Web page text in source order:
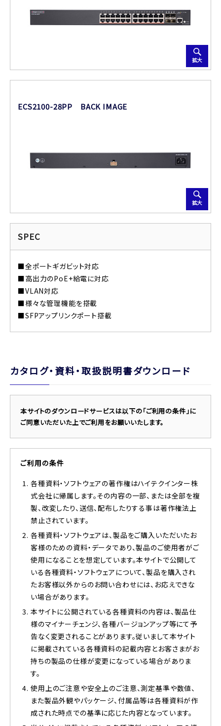
拡大
ECS2100-28PP BACK IMAGE
拡大
SPEC
■全ポートギガビット対応
■高出力のPoE+給電に対応
■VLAN対応
■様々な管理機能を搭載
■SFPアップリンクポート搭載
カタログ・資料・取扱説明書ダウンロード
本サイトのダウンロードサービスは以下の「ご利用の条件」に
ご同意いただいた上でご利用をお願いいたします。
ご利用の条件
各種資料・ソフトウェアの著作権はハイテクインター株
式会社に帰属します。その内容の一部、または全部を複
製、改変したり、送信、配布したりする事は著作権法上
禁止されています。
各種資料・ソフトウェアは、製品をご購入いただいたお
客様のための資料・データであり、製品のご使用者がご
使用になることを想定しています。本サイトで公開して
いる各種資料・ソフトウェアについて、製品を購入され
たお客様以外からのお問い合わせには、お応えできな
い場合があります。
本サイトに公開されている各種資料の内容は、製品仕
様のマイナーチェンジ、各種バージョンアップ等にて予
告なく変更されることがあります。従いまして本サイト
に掲載されている各種資料の記載内容とお客さまがお
持ちの製品の仕様が変更になっている場合がありま
す。
使用上のご注意や安全上のご注意、測定基準や数値、
また製品外観やパッケージ、付属品等は各種資料が作
成された時点での基準に応じた内容となっています。